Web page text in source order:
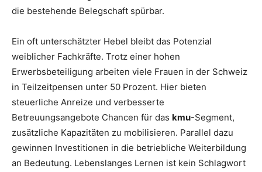
die bestehende Belegschaft spürbar.
Ein oft unterschätzter Hebel bleibt das Potenzial
weiblicher Fachkräfte. Trotz einer hohen
Erwerbsbeteiligung arbeiten viele Frauen in der Schweiz
in Teilzeitpensen unter 50 Prozent. Hier bieten
steuerliche Anreize und verbesserte
Betreuungsangebote Chancen für das kmu-Segment,
zusätzliche Kapazitäten zu mobilisieren. Parallel dazu
gewinnen Investitionen in die betriebliche Weiterbildung
an Bedeutung. Lebenslanges Lernen ist kein Schlagwort